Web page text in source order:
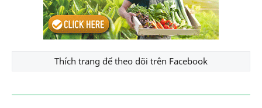
Thích trang để theo dõi trên Facebook